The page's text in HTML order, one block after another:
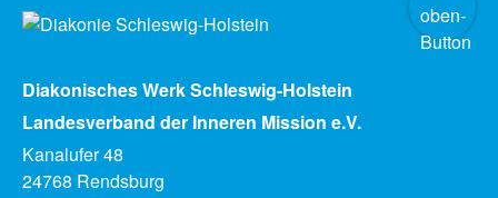
Diakonisches Werk Schleswig-Holstein
Landesverband der Inneren Mission e.V.
Kanalufer 48
24768 Rendsburg